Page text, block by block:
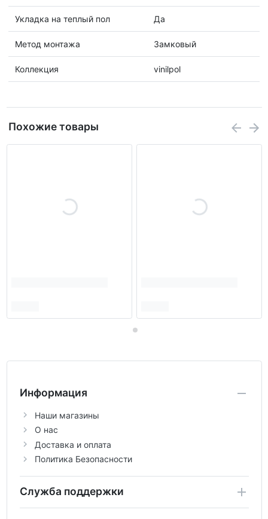
Укладка на теплый пол Да
Метод монтажа Замковый
Коллекция vinilpol
Похожие товары
Информация
Наши магазины
О нас
Доставка и оплата
Политика Безопасности
Служба поддержки